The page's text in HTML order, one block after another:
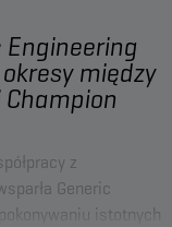
między
z
Generic
istotnych